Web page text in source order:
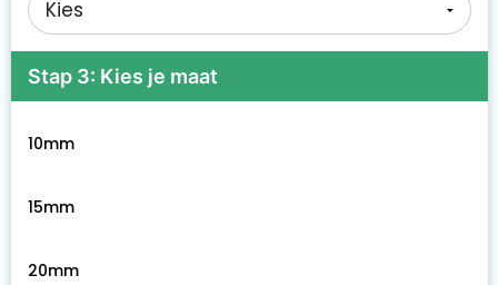
Stap 3: Kies je maat
10mm
15mm
20mm